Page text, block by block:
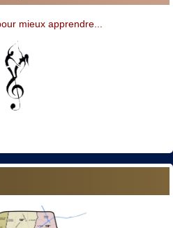
mieux apprendre...